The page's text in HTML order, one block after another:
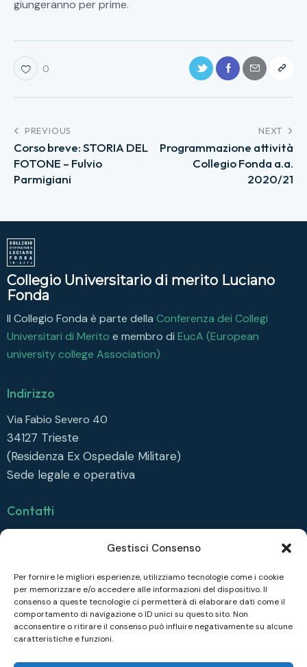
Gestisci Consenso
Per fornire le migliori esperienze, utilizziamo tecnologie come i cookie
per memorizzare e/o accedere alle informazioni del dispositivo. Il
consenso a queste tecnologie ci permetterà di elaborare dati come il
comportamento di navigazione o ID unici su questo sito. Non
acconsentire o ritirare il consenso può influire negativamente su alcune
caratteristiche e funzioni.
giungeranno per prime.
0
PREVIOUS
Corso breve: STORIA DEL
FOTONE – Fulvio
Parmigiani
NEXT
Programmazione attività
Collegio Fonda a.a.
2020/21
Collegio Universitario di merito Luciano
Fonda
Il Collegio Fonda è parte della Conferenza dei Collegi
Universitari di Merito e membro di EucA (European
university college Association)
Indirizzo
Via Fabio Severo 40
34127 Trieste
(Residenza Ex Ospedale Militare)
Sede legale e operativa
Contatti
Seguici su
Facebook